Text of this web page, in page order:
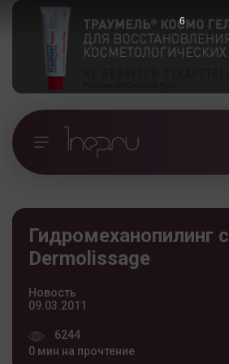
Гидромеханопилинг
Dermolissage
Новость
09.03.2011
6244
0 мин на прочтение
5